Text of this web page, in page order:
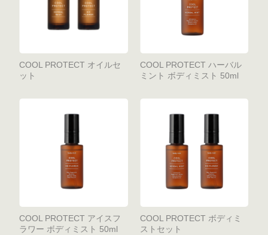
COOL PROTECT オイルセ
ット
COOL PROTECT ハーバル
ミント ボディミスト 50ml
COOL PROTECT アイスフ
ラワー ボディミスト 50ml
COOL PROTECT ボディミ
ストセット